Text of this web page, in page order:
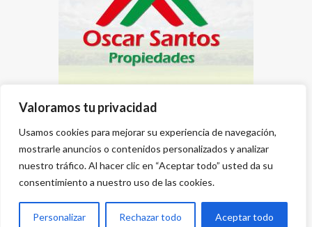
Valoramos tu privacidad
Usamos cookies para mejorar su experiencia de navegación,
mostrarle anuncios o contenidos personalizados y analizar
nuestro tráfico. Al hacer clic en “Aceptar todo” usted da su
consentimiento a nuestro uso de las cookies.
Personalizar Rechazar todo Aceptar todo